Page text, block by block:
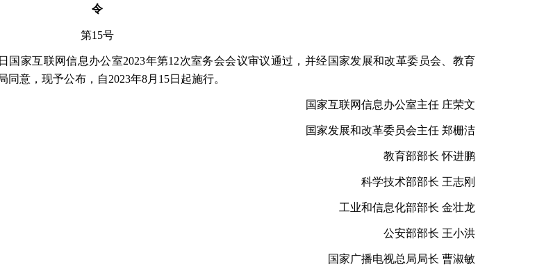
令
第15号
国家互联网信息办公室2023年第12次室务会会议审议通过，并经国家发展和改革委员会、教育
意，现予公布，自2023年8月15日起施行。
国家互联网信息办公室主任 庄荣文
国家发展和改革委员会主任 郑栅洁
教育部部长 怀进鹏
科学技术部部长 王志刚
工业和信息化部部长 金壮龙
公安部部长 王小洪
国家广播电视总局局长 曹淑敏